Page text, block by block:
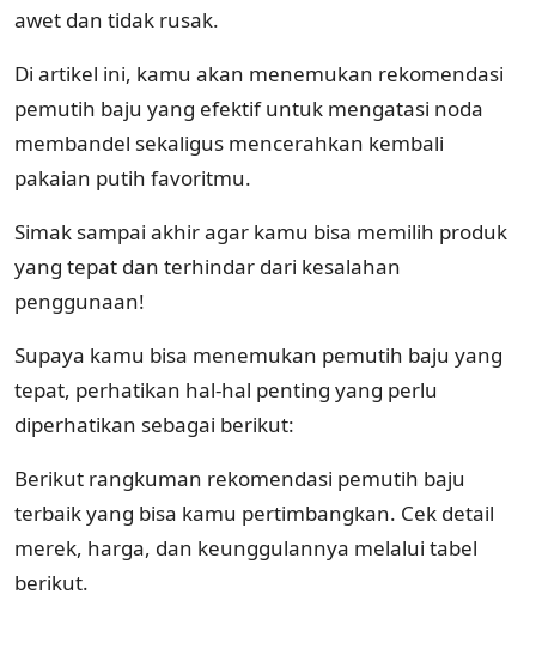
awet dan tidak rusak.
Di artikel ini, kamu akan menemukan rekomendasi
pemutih baju yang efektif untuk mengatasi noda
membandel sekaligus mencerahkan kembali
pakaian putih favoritmu.
Simak sampai akhir agar kamu bisa memilih produk
yang tepat dan terhindar dari kesalahan
penggunaan!
Supaya kamu bisa menemukan pemutih baju yang
tepat, perhatikan hal-hal penting yang perlu
diperhatikan sebagai berikut:
Berikut rangkuman rekomendasi pemutih baju
terbaik yang bisa kamu pertimbangkan. Cek detail
merek, harga, dan keunggulannya melalui tabel
berikut.